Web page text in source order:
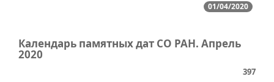
01/04/2020
Календарь памятных дат СО РАН. Апрель
2020
397